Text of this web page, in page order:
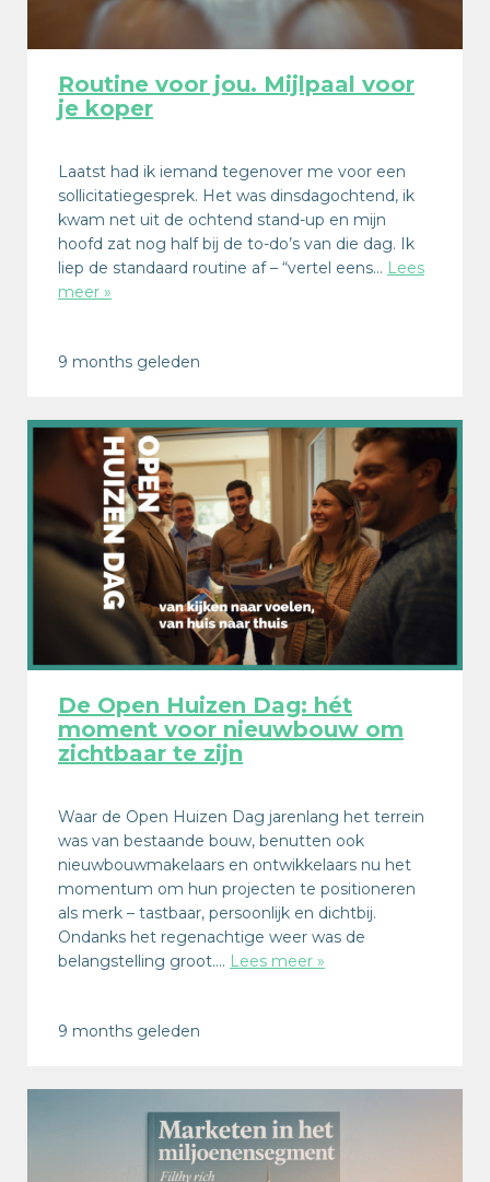
Routine voor jou. Mijlpaal voor
je koper
Laatst had ik iemand tegenover me voor een
sollicitatiegesprek. Het was dinsdagochtend, ik
kwam net uit de ochtend stand-up en mijn
hoofd zat nog half bij de to-do’s van die dag. Ik
liep de standaard routine af – “vertel eens… Lees
meer »
9 months geleden
De Open Huizen Dag: hét
moment voor nieuwbouw om
zichtbaar te zijn
Waar de Open Huizen Dag jarenlang het terrein
was van bestaande bouw, benutten ook
nieuwbouwmakelaars en ontwikkelaars nu het
momentum om hun projecten te positioneren
als merk – tastbaar, persoonlijk en dichtbij.
Ondanks het regenachtige weer was de
belangstelling groot…. Lees meer »
9 months geleden